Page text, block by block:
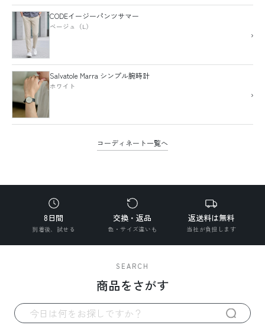
CODEイージーパンツサマー
ベージュ（L）
›
Salvatole Marra シンプル腕時計
ホワイト
›
コーディネート一覧へ
8日間
到着後、試せる
交換・返品
色・サイズ違いも
返送料は無料
当社が負担します
SEARCH
商品をさがす